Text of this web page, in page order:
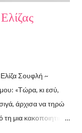
Σουφλή ~
«Τώρα, κι εσύ,
άρχισα να τηρώ
μια κακοποιητική